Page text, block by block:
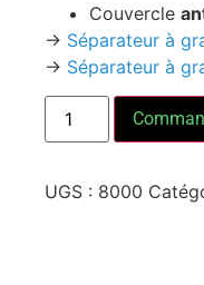
Couvercle
-> Séparateur à
-> Séparateur à
UGS : 8000